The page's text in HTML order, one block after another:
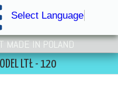
Select Language
MADE IN POLAND
LTŁ - 120